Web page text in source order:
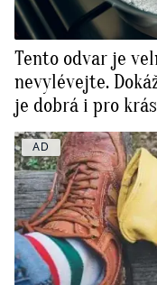
Tento odvar je
nevylévejte.
je dobrá i pro
AD